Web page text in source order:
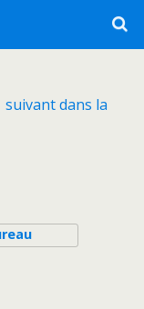
suivant dans la